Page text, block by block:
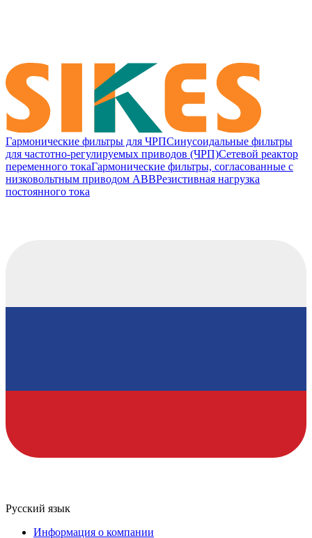
Гармонические фильтры для ЧРПСинусоидальные фильтры
для частотно-регулируемых приводов (ЧРП)Сетевой реактор
переменного токаГармонические фильтры, согласованные с
низковольтным приводом ABBРезистивная нагрузка
постоянного тока
Русский язык
Информация о компании